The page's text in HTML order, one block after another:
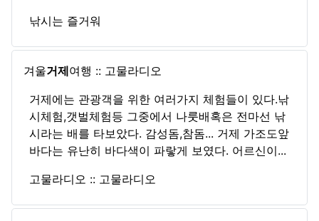
낚시는 즐거워
겨울거제여행 :: 고물라디오
거제에는 관광객을 위한 여러가지 체험들이 있다.낚
시체험,갯벌체험등 그중에서 나룻배혹은 전마선 낚
시라는 배를 타보았다. 감성돔,참돔... 거제 가조도앞
바다는 유난히 바다색이 파랗게 보였다. 어르신이...
고물라디오 :: 고물라디오